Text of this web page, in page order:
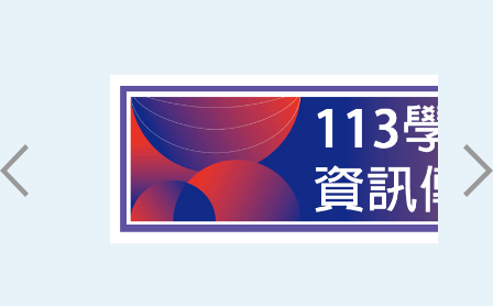
71005 台南市永康區南台街一號
06-2533131 ext. 7101
ic@stust.edu.tw
辦公時間